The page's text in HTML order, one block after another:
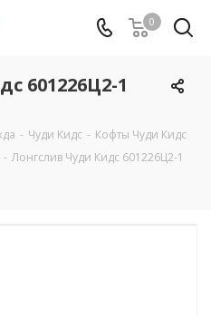
0
601226Ц2-1
- Чуди Кидс - Кофты Чуди Кидс
- Лонгслив Чуди Кидс 601226Ц2-1